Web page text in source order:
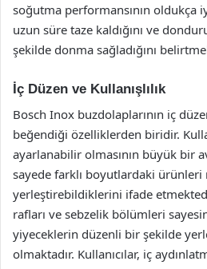
soğutma performansının oldukça
uzun süre taze kaldığını ve
şekilde donma sağladığını
İç Düzen ve Kullanışlılık
Bosch Inox buzdolaplarının iç
beğendiği özelliklerden biridir.
ayarlanabilir olmasının büyük bir
sayede farklı boyutlardaki ürünleri
yerleştirebildiklerini ifade
rafları ve sebzelik bölümleri
yiyeceklerin düzenli bir şekilde
olmaktadır. Kullanıcılar, iç